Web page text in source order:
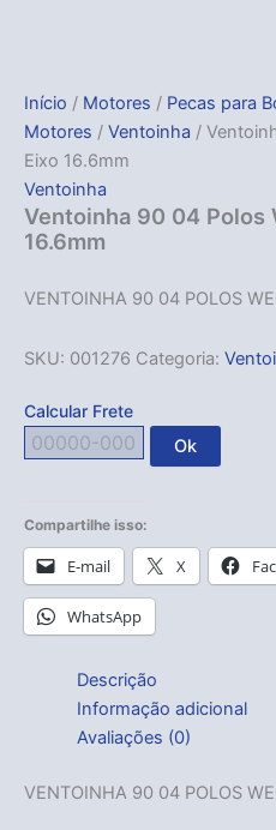
Início / Motores / Pecas para
Motores / Ventoinha /
Eixo 16.6mm
Ventoinha
Ventoinha 90 04 Polos
16.6mm
VENTOINHA 90 04 POLOS
SKU: 001276 Categoria:
Calcular Frete
Ok
Compartilhe isso:
E-mail X
WhatsApp
Descrição
Informação adicional
Avaliações (0)
VENTOINHA 90 04 POLOS